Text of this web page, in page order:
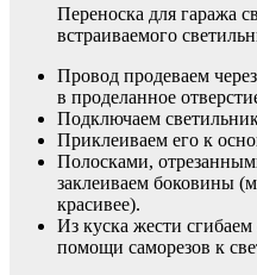
Переноска для гаража
встраиваемого
Провод продеваем
в проделанное
Подключаем
Приклеиваем его к
Полосками,
заклеиваем боковины
красивее).
Из куска жести
помощи саморезов к